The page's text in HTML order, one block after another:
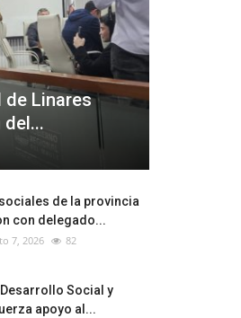
de Linares
de la provincia
con delegado...
7, 2026 82
Desarrollo Social y
apoyo al...